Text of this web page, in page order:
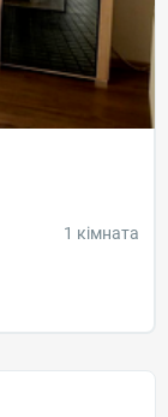
1 кімната